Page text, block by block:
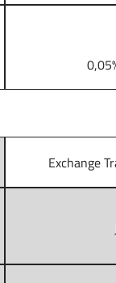
Exchange